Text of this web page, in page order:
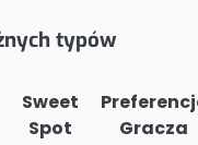
typów
Sweet
Spot
Gracza